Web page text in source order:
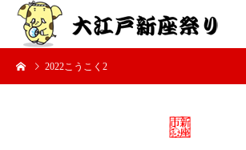
2022こうこく2